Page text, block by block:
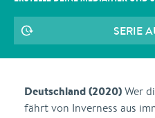
SERIE
Deutschland (2020)Wer
fährt von Inverness aus